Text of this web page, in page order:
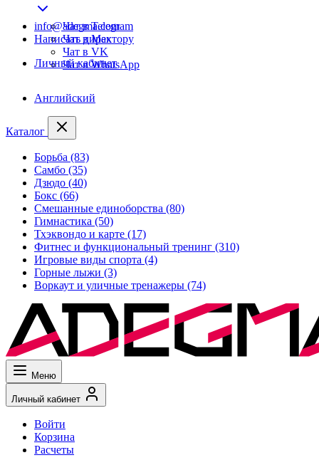
Чат в Telegram
Чат в Max
Чат в VK
Чат в WhatsApp
info@adegma.com
Написать директору
Личный кабинет
Английский
Каталог
Борьба (83)
Самбо (35)
Дзюдо (40)
Бокс (66)
Смешанные единоборства (80)
Гимнастика (50)
Тхэквондо и карте (17)
Фитнес и функциональный тренинг (310)
Игровые виды спорта (4)
Горные лыжи (3)
Воркаут и уличные тренажеры (74)
Меню
Личный кабинет
Войти
Корзина
Расчеты